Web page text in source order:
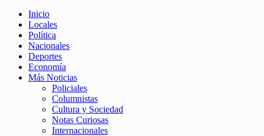
Inicio
Locales
Política
Nacionales
Deportes
Economía
Más Noticias
Policiales
Columnistas
Cultura y Sociedad
Notas Curiosas
Internacionales